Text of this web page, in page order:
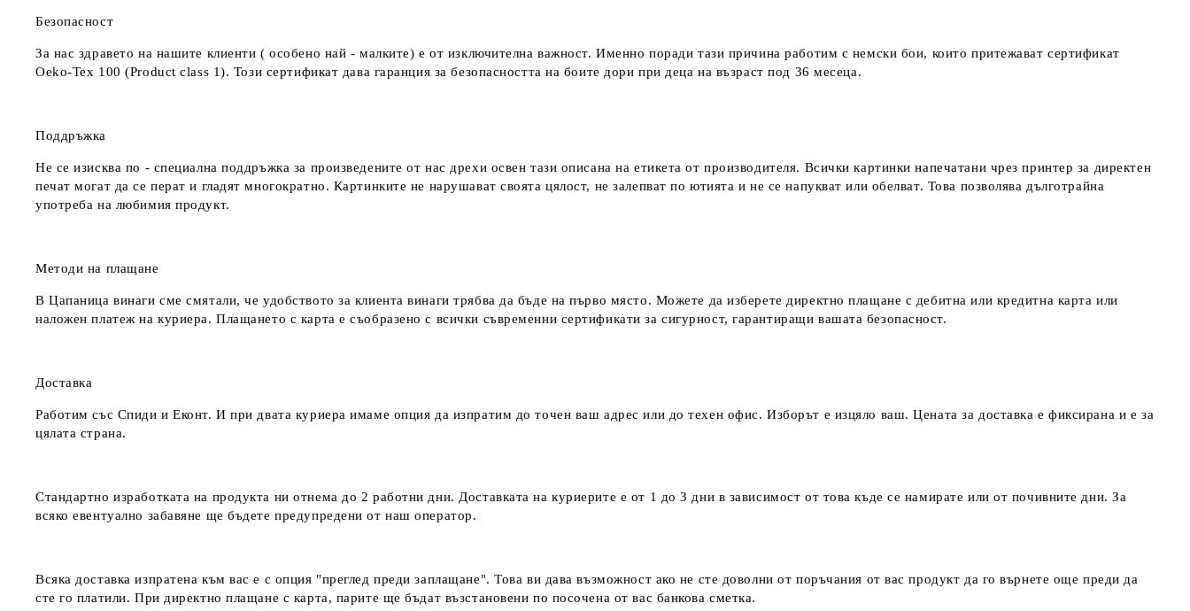
Безопасност
За нас здравето на нашите клиенти ( особено най - малките) е от изключителна важност. Именно поради тази причина работим с немски бои, които притежават сертификат
Oeko-Tex 100 (Product class 1). Този сертификат дава гаранция за безопасността на боите дори при деца на възраст под 36 месеца.
Поддръжка
Не се изисква по - специална поддръжка за произведените от нас дрехи освен тази описана на етикета от производителя. Всички картинки напечатани чрез принтер за директен
печат могат да се перат и гладят многократно. Картинките не нарушават своята цялост, не залепват по ютията и не се напукват или обелват. Това позволява дълготрайна
употреба на любимия продукт.
Методи на плащане
В Цапаница винаги сме смятали, че удобството за клиента винаги трябва да бъде на първо място. Можете да изберете директно плащане с дебитна или кредитна карта или
наложен платеж на куриера. Плащането с карта е съобразено с всички съвременни сертификати за сигурност, гарантиращи вашата безопасност.
Доставка
Работим със Спиди и Еконт. И при двата куриера имаме опция да изпратим до точен ваш адрес или до техен офис. Изборът е изцяло ваш. Цената за доставка е фиксирана и е за
цялата страна.
Стандартно изработката на продукта ни отнема до 2 работни дни. Доставката на куриерите е от 1 до 3 дни в зависимост от това къде се намирате или от почивните дни. За
всяко евентуално забавяне ще бъдете предупредени от наш оператор.
Всяка доставка изпратена към вас е с опция "преглед преди заплащане". Това ви дава възможност ако не сте доволни от поръчания от вас продукт да го върнете още преди да
сте го платили. При директно плащане с карта, парите ще бъдат възстановени по посочена от вас банкова сметка.